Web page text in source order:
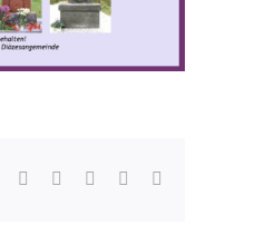
LinkedInWhatsapp
tumblr Pinterest